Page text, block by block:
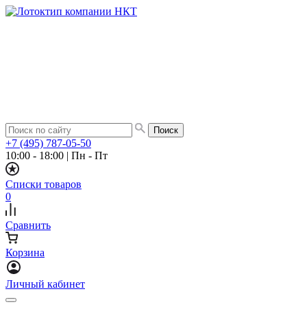
+7 (495) 787-05-50
10:00 - 18:00 | Пн - Пт
Списки товаров
0
Сравнить
Корзина
Личный кабинет